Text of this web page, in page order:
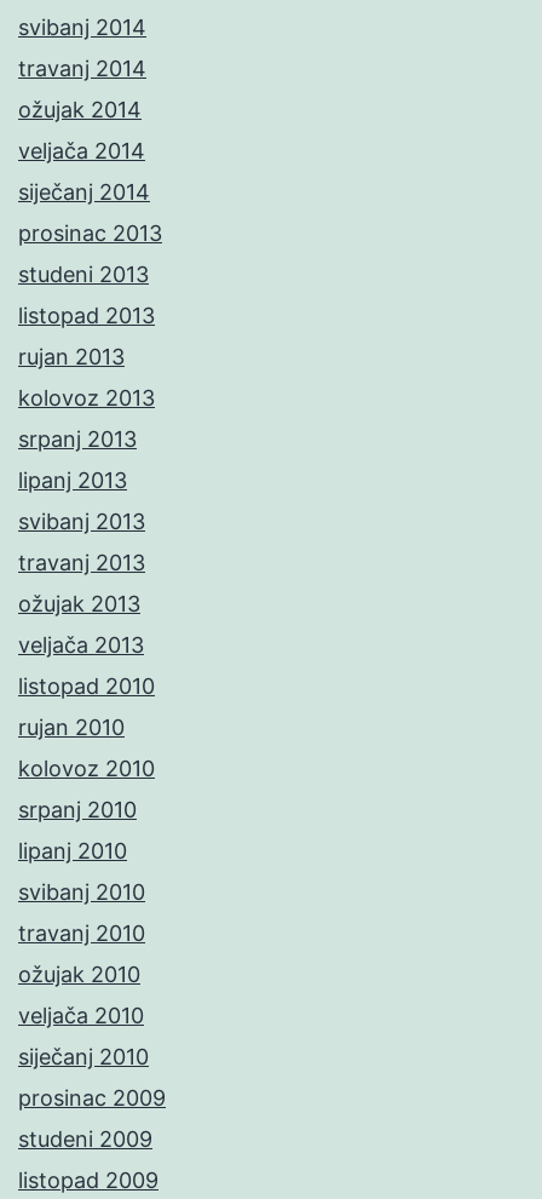
svibanj 2014
travanj 2014
ožujak 2014
veljača 2014
siječanj 2014
prosinac 2013
studeni 2013
listopad 2013
rujan 2013
kolovoz 2013
srpanj 2013
lipanj 2013
svibanj 2013
travanj 2013
ožujak 2013
veljača 2013
listopad 2010
rujan 2010
kolovoz 2010
srpanj 2010
lipanj 2010
svibanj 2010
travanj 2010
ožujak 2010
veljača 2010
siječanj 2010
prosinac 2009
studeni 2009
listopad 2009